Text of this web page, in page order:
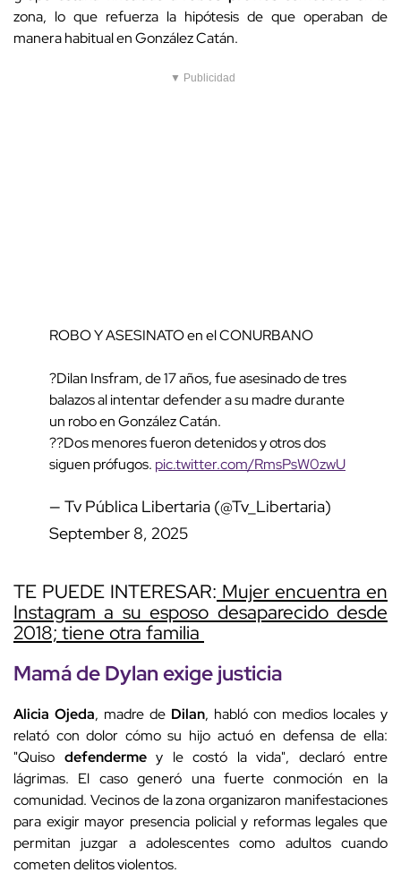
zona, lo que refuerza la hipótesis de que operaban de
manera habitual en González Catán.
▼ Publicidad
ROBO Y ASESINATO en el CONURBANO
?Dilan Insfram, de 17 años, fue asesinado de tres
balazos al intentar defender a su madre durante
un robo en González Catán.
??Dos menores fueron detenidos y otros dos
siguen prófugos. pic.twitter.com/RmsPsW0zwU
— Tv Pública Libertaria (@Tv_Libertaria)
September 8, 2025
TE PUEDE INTERESAR: Mujer encuentra en
Instagram a su esposo desaparecido desde
2018; tiene otra familia
Mamá de Dylan exigejusticia
Alicia Ojeda, madre de Dilan, habló con medios locales y
relató con dolor cómo su hijo actuó en defensa de ella:
"Quiso defendermey le costó la vida", declaró entre
lágrimas. El caso generó una fuerte conmoción en la
comunidad. Vecinos de la zona organizaron manifestaciones
para exigir mayor presencia policial y reformas legales que
permitan juzgar a adolescentes como adultos cuando
cometen delitos violentos.